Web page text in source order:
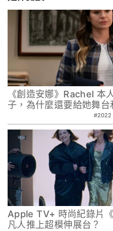
《創造安娜》Rachel 本
子，為什麼還要給她舞台
#2022
Apple TV+ 時尚紀錄片
凡人推上超模伸展台？